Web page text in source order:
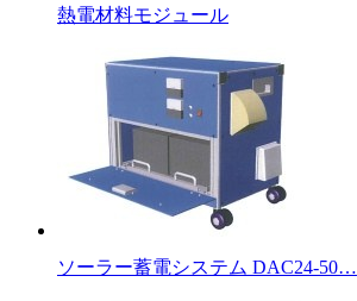
熱電材料モジュール
ソーラー蓄電システム DAC24-50…